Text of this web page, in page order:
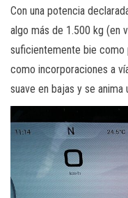
Con una potencia
algo más de 1.500 kg (en
suficientemente bie como
como incorporaciones a
suave en bajas y se